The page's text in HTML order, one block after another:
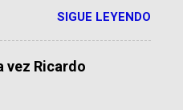
tecnologías de la
soluciones prácticas para
organizado por el
y la Universidad de los
el presidente de Airbus
SIGUE LEYENDO
vez Ricardo